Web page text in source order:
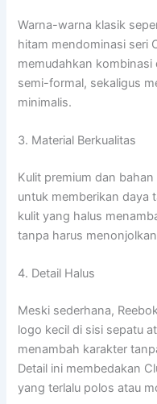
Warna-warna klasik
hitam mendominasi seri
memudahkan
semi-formal, sekaligus
minimalis.
3. Material Berkualitas
Kulit premium dan
untuk memberikan daya
kulit yang halus
tanpa harus
4. Detail Halus
Meski sederhana,
logo kecil di sisi sepatu
menambah karakter
Detail ini membedakan
yang terlalu polos atau